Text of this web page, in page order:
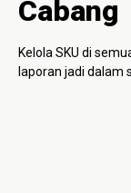
Cabang
Kelola SKU di
laporan jadi dalam